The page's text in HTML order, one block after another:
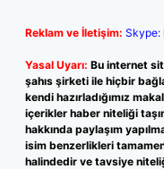
Reklam ve İletişim: Skype:
Yasal Uyarı: Bu internet
şahıs şirketi ile hiçbir
kendi hazırladığımız
içerikler haber niteliği
hakkında paylaşım
isim benzerlikleri
halindedir ve tavsiye